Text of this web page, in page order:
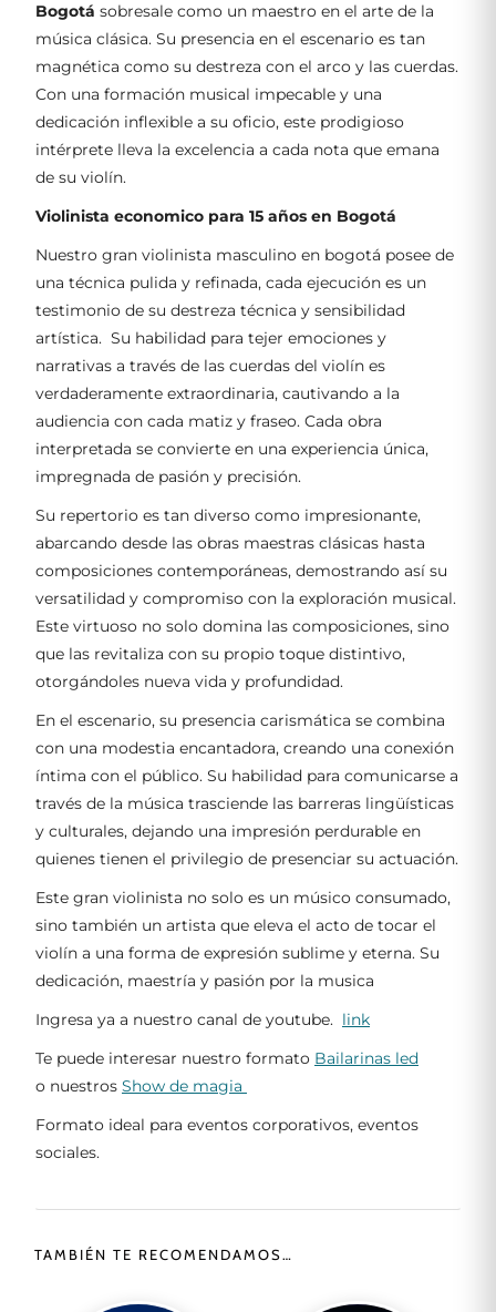
Bogotá sobresale como un maestro en el arte de la
música clásica. Su presencia en el escenario es tan
magnética como su destreza con el arco y las cuerdas.
Con una formación musical impecable y una
dedicación inflexible a su oficio, este prodigioso
intérprete lleva la excelencia a cada nota que emana
de su violín.
Violinista economico para 15 años en Bogotá
Nuestro gran violinista masculino en bogotá posee de
una técnica pulida y refinada, cada ejecución es un
testimonio de su destreza técnica y sensibilidad
artística. Su habilidad para tejer emociones y
narrativas a través de las cuerdas del violín es
verdaderamente extraordinaria, cautivando a la
audiencia con cada matiz y fraseo. Cada obra
interpretada se convierte en una experiencia única,
impregnada de pasión y precisión.
Su repertorio es tan diverso como impresionante,
abarcando desde las obras maestras clásicas hasta
composiciones contemporáneas, demostrando así su
versatilidad y compromiso con la exploración musical.
Este virtuoso no solo domina las composiciones, sino
que las revitaliza con su propio toque distintivo,
otorgándoles nueva vida y profundidad.
En el escenario, su presencia carismática se combina
con una modestia encantadora, creando una conexión
íntima con el público. Su habilidad para comunicarse a
través de la música trasciende las barreras lingüísticas
y culturales, dejando una impresión perdurable en
quienes tienen el privilegio de presenciar su actuación.
Este gran violinista no solo es un músico consumado,
sino también un artista que eleva el acto de tocar el
violín a una forma de expresión sublime y eterna. Su
dedicación, maestría y pasión por la musica
Ingresa ya a nuestro canal de youtube. link
Te puede interesar nuestro formato Bailarinas led
o nuestros Show de magia
Formato ideal para eventos corporativos, eventos
sociales.
TAMBIÉN TE RECOMENDAMOS…